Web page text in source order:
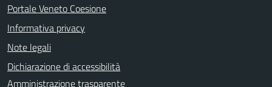
Portale Veneto Coesione
Informativa privacy
Note legali
Dichiarazione di accessibilità
Amministrazione trasparente